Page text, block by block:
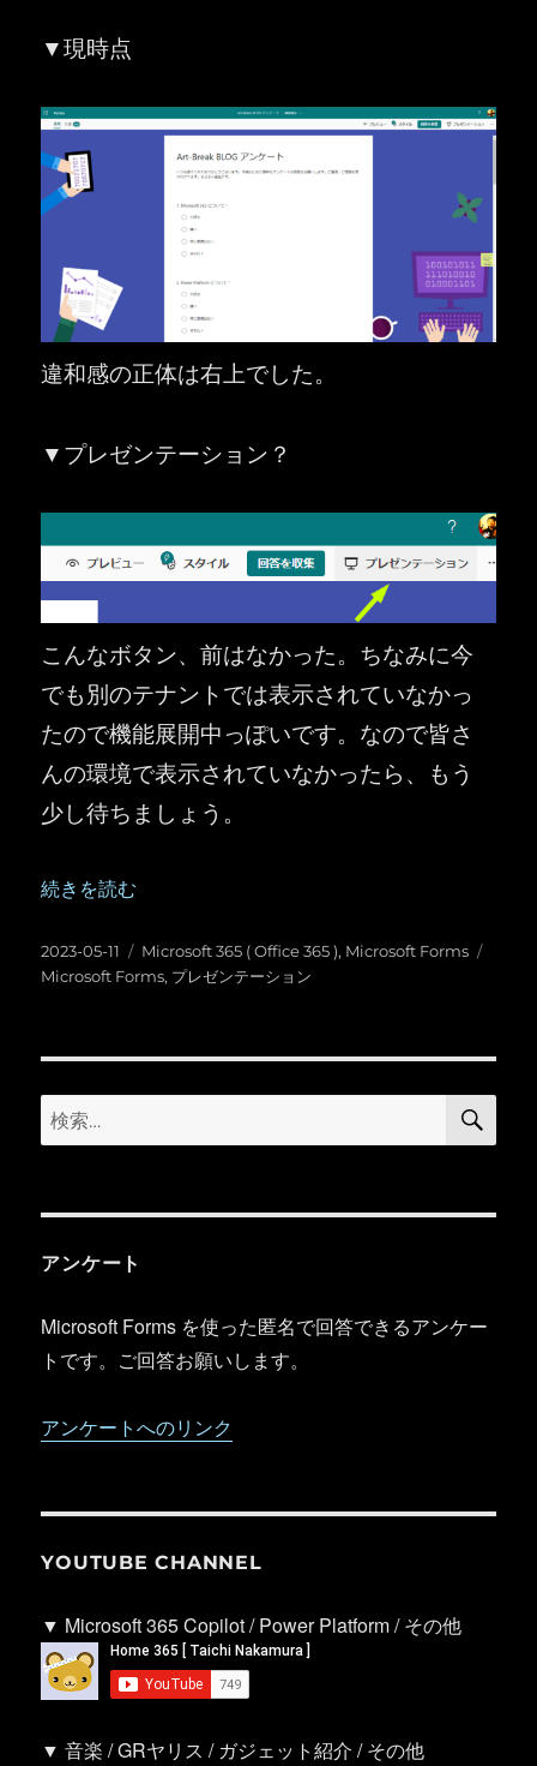
▼現時点
違和感の正体は右上でした。
▼プレゼンテーション？
こんなボタン、前はなかった。ちなみに今
でも別のテナントでは表示されていなかっ
たので機能展開中っぽいです。なので皆さ
んの環境で表示されていなかったら、もう
少し待ちましょう。
“Microsoft Forms ：「プレゼンテーション」って機能が
続きを読む
投
稿
2023-05-11
カ
テ
Microsoft 365 ( Office 365 ), Microsoft Forms
Microsoft Forms, プレゼンテーション
検
索:
検
アンケート
Microsoft Forms を使った匿名で回答できるアンケー
トです。ご回答お願いします。
アンケートへのリンク
YOUTUBE CHANNEL
▼ Microsoft 365 Copilot / Power Platform / その他
▼ 音楽 / GRヤリス / ガジェット紹介 / その他